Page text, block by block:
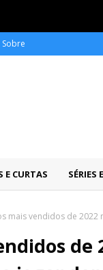
Sobre
E CURTAS SÉRIES
mais vendidos de